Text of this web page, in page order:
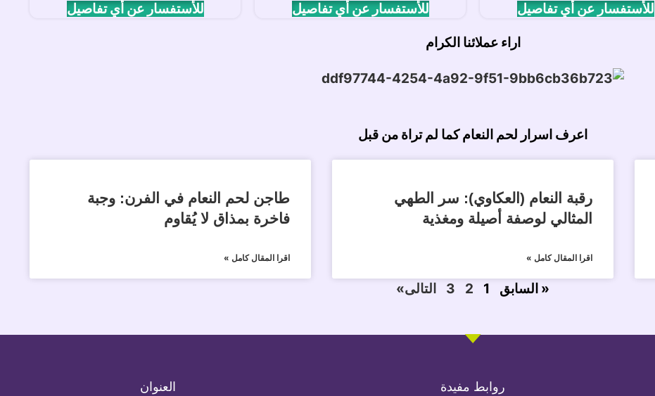
للأستفسار عن أي تفاصيل
للأستفسار عن أي تفاصيل
للأستفسار عن أي تفاصيل
اراء عملائنا الكرام
اعرف اسرار لحم النعام كما لم تراة من قبل
رقبة النعام (العكاوي): سر الطهي
المثالي لوصفة أصيلة ومغذية
اقرا المقال كامل »
طاجن لحم النعام في الفرن: وجبة
فاخرة بمذاق لا يُقاوم
اقرا المقال كامل »
« السابق 1
2
3 التالى»
روابط مفيدة العنوان